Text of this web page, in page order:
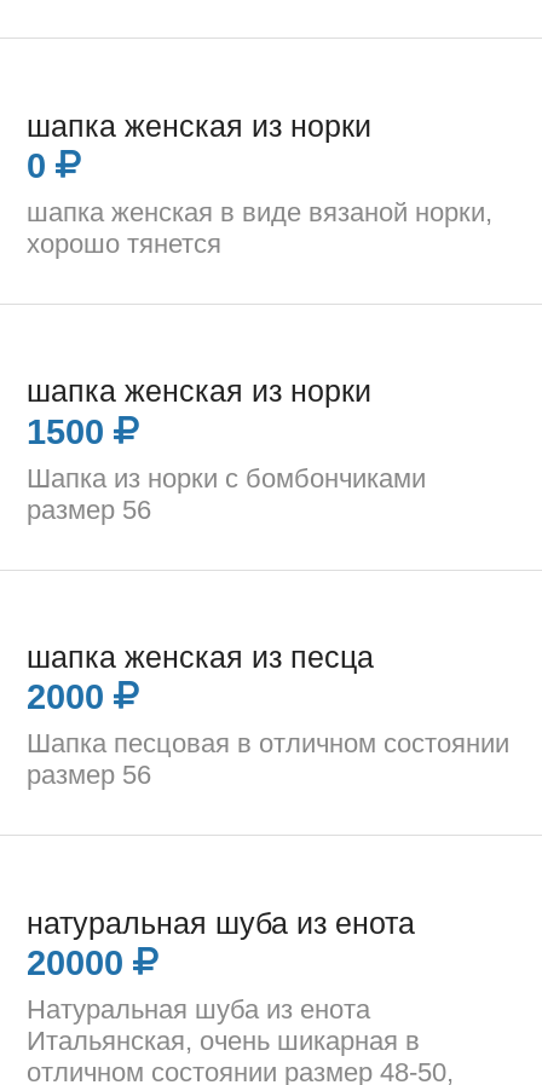
шапка женская из норки
0
шапка женская в виде вязаной норки,
хорошо тянется
шапка женская из норки
1500
Шапка из норки с бомбончиками
размер 56
шапка женская из песца
2000
Шапка песцовая в отличном состоянии
размер 56
натуральная шуба из енота
20000
Натуральная шуба из енота
Итальянская, очень шикарная в
отличном состоянии размер 48-50,